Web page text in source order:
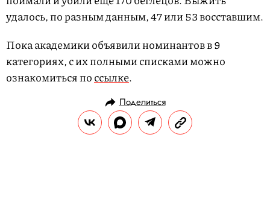
удалось, по разным данным, 47 или 53 восставшим.
Пока академики объявили номинантов в 9
категориях, с их полными списками можно
ознакомиться поссылке.
Поделиться